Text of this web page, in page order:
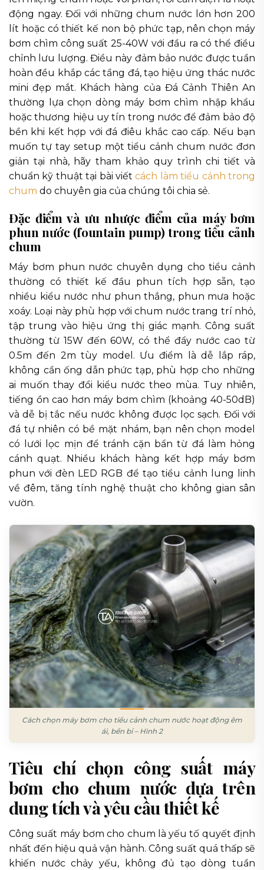
động ngay. Đối với những chum nước lớn hơn 200
lít hoặc có thiết kế non bộ phức tạp, nên chọn máy
bơm chìm công suất 25-40W với đầu ra có thể điều
chỉnh lưu lượng. Điều này đảm bảo nước được tuần
hoàn đều khắp các tầng đá, tạo hiệu ứng thác nước
mini đẹp mắt. Khách hàng của Đá Cảnh Thiên An
thường lựa chọn dòng máy bơm chìm nhập khẩu
hoặc thương hiệu uy tín trong nước để đảm bảo độ
bền khi kết hợp với đá điêu khắc cao cấp. Nếu bạn
muốn tự tay setup một tiểu cảnh chum nước đơn
giản tại nhà, hãy tham khảo quy trình chi tiết và
chuẩn kỹ thuật tại bài viếtcách làm tiểu cảnh trong
chum do chuyên gia của chúng tôi chia sẻ.
Đặc điểm và ưu nhược điểm của máy bơm
phun nước (fountain pump) trong tiểu cảnh
chum
Máy bơm phun nước chuyên dụng cho tiểu cảnh
thường có thiết kế đầu phun tích hợp sẵn, tạo
nhiều kiểu nước như phun thẳng, phun mưa hoặc
xoáy. Loại này phù hợp với chum nước trang trí nhỏ,
tập trung vào hiệu ứng thị giác mạnh. Công suất
thường từ 15W đến 60W, có thể đẩy nước cao từ
0.5m đến 2m tùy model. Ưu điểm là dễ lắp ráp,
không cần ống dẫn phức tạp, phù hợp cho những
ai muốn thay đổi kiểu nước theo mùa. Tuy nhiên,
tiếng ồn cao hơn máy bơm chìm (khoảng 40-50dB)
và dễ bị tắc nếu nước không được lọc sạch. Đối với
đá tự nhiên có bề mặt nhám, bạn nên chọn model
có lưới lọc mịn để tránh cặn bẩn từ đá làm hỏng
cánh quạt. Nhiều khách hàng kết hợp máy bơm
phun với đèn LED RGB để tạo tiểu cảnh lung linh
về đêm, tăng tính nghệ thuật cho không gian sân
vườn.
Cách chọn máy bơm cho tiểu cảnh chum nước hoạt động êm
ái, bền bỉ – Hình 2
Tiêu chí chọn công suất máy
bơm cho chum nước dựa trên
dung tích và yêu cầu thiết kế
Công suất máy bơm cho chum là yếu tố quyết định
nhất đến hiệu quả vận hành. Công suất quá thấp sẽ
khiến nước chảy yếu, không đủ tạo dòng tuần